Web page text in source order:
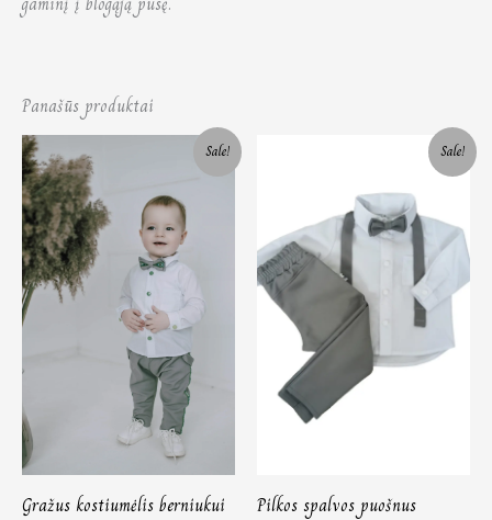
Panašūs produktai
Sale!
Gražus kostiumėlis berniukui
Original
price
was:
75,00 €.
Current
50,00 €.
Sale!
Pilkos spalvos puošnus
79,00 €.50,00 €.